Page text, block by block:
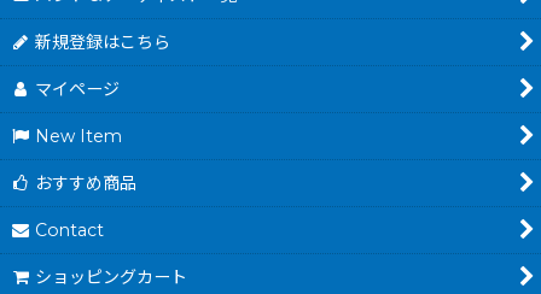
新規登録はこちら
マイページ
New Item
おすすめ商品
Contact
ショッピングカート